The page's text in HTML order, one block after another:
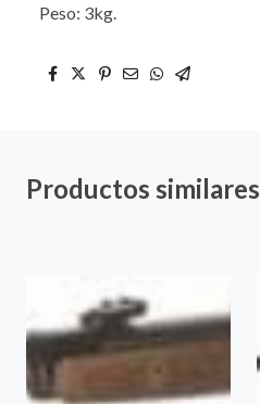
Peso: 3kg.
Productos similares